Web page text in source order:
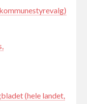
(hele landet,